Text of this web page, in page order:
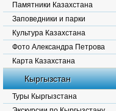
Памятники Казахстана
Заповедники и парки
Культура Казахстана
Фото Александра Петрова
Карта Казахстана
Кыргызстан
Туры Кыргызстана